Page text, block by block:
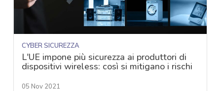
CYBER SICUREZZA
L'UE impone più sicurezza ai produttori di
dispositivi wireless: così si mitigano i rischi
05 Nov 2021